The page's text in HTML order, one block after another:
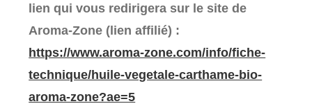
lien qui vous redirigera sur le site de
Aroma-Zone (lien affilié) :
https://www.aroma-zone.com/info/fiche-
technique/huile-vegetale-carthame-bio-
aroma-zone?ae=5